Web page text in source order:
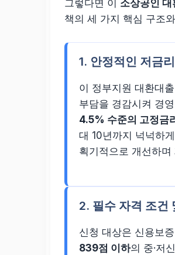
그렇다면 이 소상공인 대
책의 세 가지 핵심 구조
1. 안정적인 저금
이 정부지원 대환대
부담을 경감시켜 경
4.5% 수준의 고정금
대 10년까지 넉넉하
획기적으로 개선하
2. 필수 자격 조건
신청 대상은 신용보
839점 이하의 중·저